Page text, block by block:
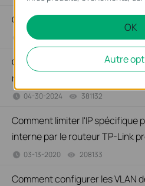
Comment ouvrir les ports sur
08-21-2020 1213059views
Comment utiliser Iperf pour
routeurs TP-Link
04-30-2024 381132
Comment limiter l'IP spécifique
interne par le routeur TP-Link
03-13-2020 208133
Comment configurer les VLAN
OK
Autre